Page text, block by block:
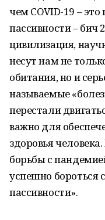
чем COVID-19 –
пассивности – бич
цивилизация,
несут нам не
обитания, но и
называемые
перестали
важно для
здоровья
борьбы с
успешно бороться
пассивности».